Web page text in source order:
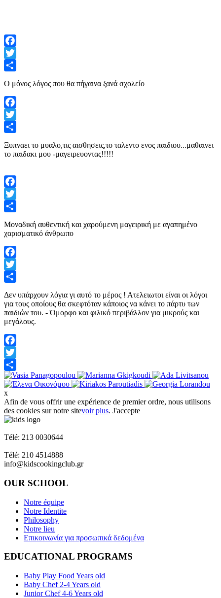
Facebook
Twitter
Ο μόνος λόγος που θα πήγαινα ξανά σχολείο
Facebook
Twitter
Ξυπναει το μυαλο,τις αισθησεις,το ταλεντο ενος παιδιου...μαθαινει
το παιδακι μου -μαγειρευοντας!!!!!
Facebook
Twitter
Μοναδική αυθεντική και χαρούμενη μαγειρική με αγαπημένο
χαρισματικό άνθρωπο
Facebook
Twitter
Δεν υπάρχουν λόγια γι αυτό το μέρος ! Ατελειωτοι είναι οι λόγοι
για τους οποίους θα σκεφτόταν κάποιος να κάνει το πάρτυ των
παιδιών του. - Όμορφο και φιλικό περιβάλλον για μικρούς και
μεγάλους.
Facebook
Twitter
Share
x
Afin de vous offrir une expérience de premier ordre, nous utilisons
des cookies sur notre sitevoir plus. J'accepte
Télé: 213 0030644
Télé: 210 4514888
info@kidscookingclub.gr
OUR SCHOOL
Notre équipe
Notre Identite
Philosophy
Notre lieu
Επικοινωνία για προσωπικά δεδομένα
EDUCATIONAL PROGRAMS
Baby Play Food Years old
Baby Chef 2-4 Years old
Junior Chef 4-6 Years old